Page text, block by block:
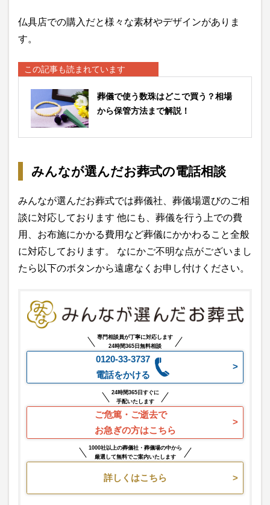
仏具店での購入だと様々な素材やデザインがありま
す。
この記事も読まれています
葬儀で使う数珠はどこで買う？相場
から保管方法まで解説！
みんなが選んだお葬式の電話相談
みんなが選んだお葬式では葬儀社、葬儀場選びのご相
談に対応しております 他にも、葬儀を行う上での費
用、お布施にかかる費用など葬儀にかかわること全般
に対応しております。 なにかご不明な点がございまし
たら以下のボタンから遠慮なくお申し付けください。
専門相談員が丁寧に対応します
24時間365日無料相談
0120-33-3737
電話をかける
24時間365日すぐに
手配いたします
ご危篤・ご逝去で
お急ぎの方はこちら
1000社以上の葬儀社・葬儀場の中から
厳選して無料でご案内いたします
詳しくはこちら